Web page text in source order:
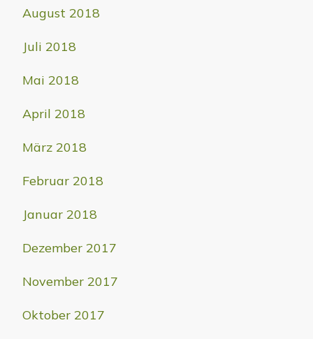
August 2018
Juli 2018
Mai 2018
April 2018
März 2018
Februar 2018
Januar 2018
Dezember 2017
November 2017
Oktober 2017